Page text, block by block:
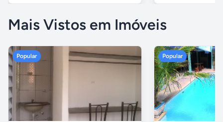
Mais Vistos em Imóveis
Popular Popular